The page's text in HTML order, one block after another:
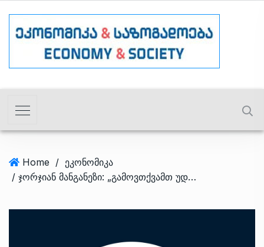
Home / ეკონომიკა
/ ჯორჯიან მანგანეზი: „გამოვთქვამთ უდიდეს სურვილსა და მზაობას გაგრძელდეს მოლაპარაკებები“